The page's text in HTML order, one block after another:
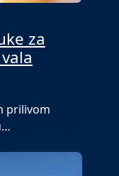
za
prilivom